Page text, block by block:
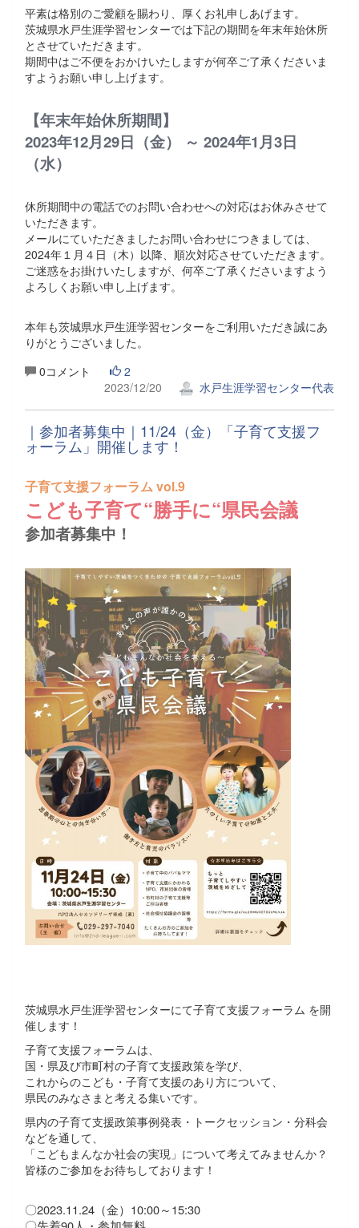
平素は格別のご愛顧を賜わり、厚くお礼申しあげます。
茨城県水戸生涯学習センターでは下記の期間を年末年始休所
とさせていただきます。
期間中はご不便をおかけいたしますが何卒ご了承くださいま
すようお願い申し上げます。
【年末年始休所期間】
2023年12月29日（金） ～ 2024年1月3日
（水）
休所期間中の電話でのお問い合わせへの対応はお休みさせて
いただきます。
メールにていただきましたお問い合わせにつきましては、
2024年１月４日（木）以降、順次対応させていただきます。
ご迷惑をお掛けいたしますが、何卒ご了承くださいますよう
よろしくお願い申し上げます。
本年も茨城県水戸生涯学習センターをご利用いただき誠にあ
りがとうございました。
0コメント
2
2023/12/20
水戸生涯学習センター代表
｜参加者募集中｜11/24（金）「子育て支援フ
ォーラム」開催します！
子育て支援フォーラム vol.9
こども子育て“勝手に“県民会議
参加者募集中！
茨城県水戸生涯学習センターにて子育て支援フォーラム を開
催します！
子育て支援フォーラムは、
国・県及び市町村の子育て支援政策を学び、
これからのこども・子育て支援のあり方について、
県民のみなさまと考える集いです。
県内の子育て支援政策事例発表・トークセッション・分科会
などを通して、
「こどもまんなか社会の実現」について考えてみませんか？
皆様のご参加をお待ちしております！
〇2023.11.24（金）10:00～15:30